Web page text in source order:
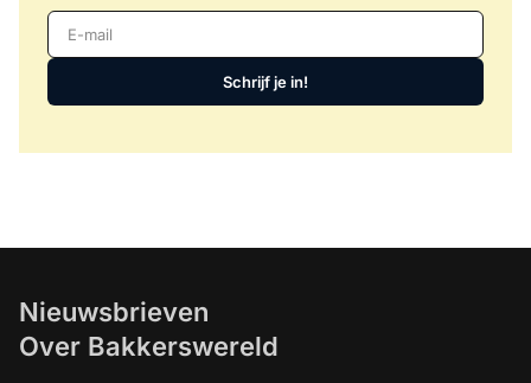
E-mail
Schrijf je in!
Nieuwsbrieven
Over Bakkerswereld